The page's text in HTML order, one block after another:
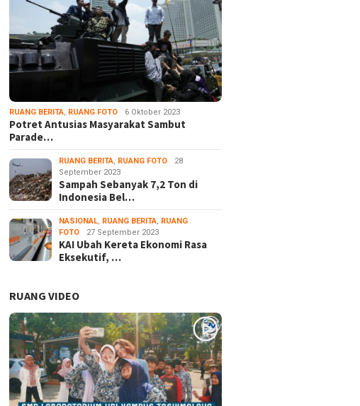
RUANG BERITA, RUANG FOTO 6 Oktober 2023
Potret Antusias Masyarakat Sambut
Parade…
RUANG BERITA, RUANG FOTO
28
September 2023
Sampah Sebanyak 7,2 Ton di
Indonesia Bel…
NASIONAL, RUANG BERITA, RUANG
FOTO
27 September 2023
KAI Ubah Kereta Ekonomi Rasa
Eksekutif, …
RUANG VIDEO